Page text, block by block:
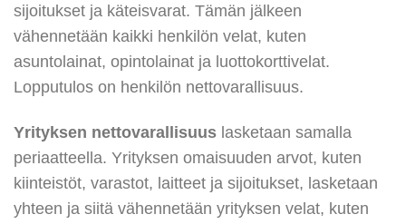
sijoitukset ja käteisvarat. Tämän jälkeen
vähennetään kaikki henkilön velat, kuten
asuntolainat, opintolainat ja luottokorttivelat.
Lopputulos on henkilön nettovarallisuus.
Yrityksen nettovarallisuus lasketaan samalla
periaatteella. Yrityksen omaisuuden arvot, kuten
kiinteistöt, varastot, laitteet ja sijoitukset, lasketaan
yhteen ja siitä vähennetään yrityksen velat, kuten